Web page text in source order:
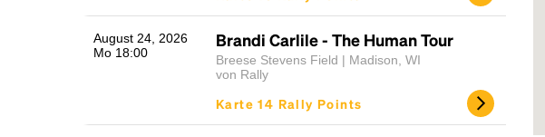
August 24, 2026
Mo 18:00
Brandi Carlile - The Human Tour
Breese Stevens Field | Madison, WI
von Rally
Karte 14 Rally Points